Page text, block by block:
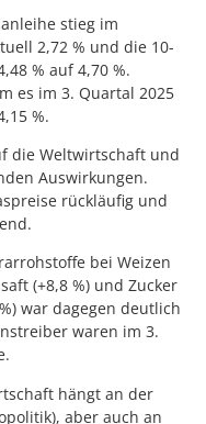
stieg im
2,72 % und die 10-
% auf 4,70 %.
es im 3. Quartal 2025
%.
die Weltwirtschaft und
Auswirkungen.
rückläufig und
bei Weizen
(+8,8 %) und Zucker
war dagegen deutlich
waren im 3.
hängt an der
aber auch an